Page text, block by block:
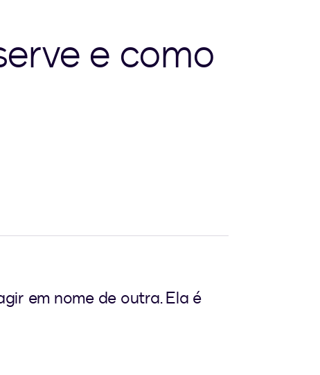
e como
em nome de outra. Ela é